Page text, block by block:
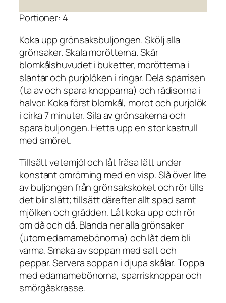
Portioner: 4
Koka upp grönsaksbuljongen. Skölj alla
grönsaker. Skala morötterna. Skär
blomkålshuvudet i buketter, morötterna i
slantar och purjolöken i ringar. Dela sparrisen
(ta av och spara knopparna) och rädisorna i
halvor. Koka först blomkål, morot och purjolök
i cirka 7 minuter. Sila av grönsakerna och
spara buljongen. Hetta upp en stor kastrull
med smöret.
Tillsätt vetemjöl och låt fräsa lätt under
konstant omrörning med en visp. Slå över lite
av buljongen från grönsakskoket och rör tills
det blir slätt; tillsätt därefter allt spad samt
mjölken och grädden. Låt koka upp och rör
om då och då. Blanda ner alla grönsaker
(utom edamamebönorna) och låt dem bli
varma. Smaka av soppan med salt och
peppar. Servera soppan i djupa skålar. Toppa
med edamamebönorna, sparrisknoppar och
smörgåskrasse.